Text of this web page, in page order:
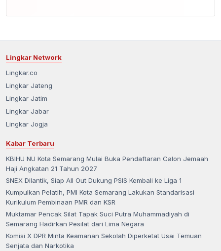
Lingkar Network
Lingkar.co
Lingkar Jateng
Lingkar Jatim
Lingkar Jabar
Lingkar Jogja
Kabar Terbaru
KBIHU NU Kota Semarang Mulai Buka Pendaftaran Calon Jemaah
Haji Angkatan 21 Tahun 2027
SNEX Dilantik, Siap All Out Dukung PSIS Kembali ke Liga 1
Kumpulkan Pelatih, PMI Kota Semarang Lakukan Standarisasi
Kurikulum Pembinaan PMR dan KSR
Muktamar Pencak Silat Tapak Suci Putra Muhammadiyah di
Semarang Hadirkan Pesilat dari Lima Negara
Komisi X DPR Minta Keamanan Sekolah Diperketat Usai Temuan
Senjata dan Narkotika